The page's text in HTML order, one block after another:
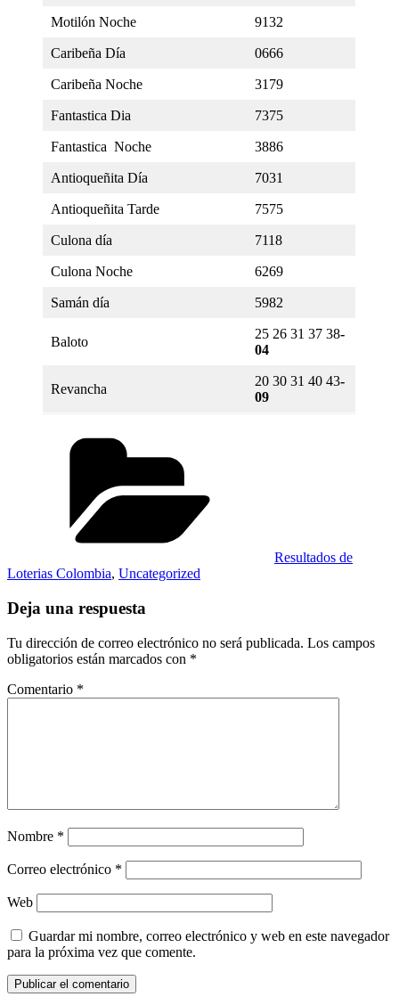
Motilón Noche 9132
Caribeña Día 0666
Caribeña Noche 3179
Fantastica Dia 7375
Fantastica Noche 3886
Antioqueñita Día 7031
Antioqueñita Tarde 7575
Culona día 7118
Culona Noche 6269
Samán día 5982
Baloto
25 26 31 37 38-
04
Revancha
20 30 31 40 43-
09
Resultados de
Loterias Colombia, Uncategorized
Deja una respuesta
Tu dirección de correo electrónico no será publicada. Los campos
obligatorios están marcados con *
Comentario *
Nombre *
Correo electrónico *
Web
Guardar mi nombre, correo electrónico y web en este navegador
para la próxima vez que comente.